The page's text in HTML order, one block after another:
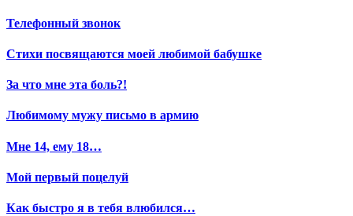
Телефонный звонок
Стихи посвящаются моей любимой бабушке
За что мне эта боль?!
Любимому мужу письмо в армию
Мне 14, ему 18…
Мой первый поцелуй
Как быстро я в тебя влюбился…